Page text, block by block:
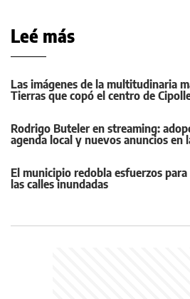
Leé más
Las imágenes de la multitudinaria
Tierras que copó el centro de
Rodrigo Buteler en streaming:
agenda local y nuevos anuncios en
El municipio redobla esfuerzos
las calles inundadas